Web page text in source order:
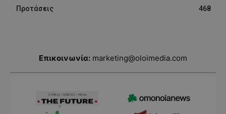
Προτάσεις
468
Επικοινωνία: marketing@oloimedia.com